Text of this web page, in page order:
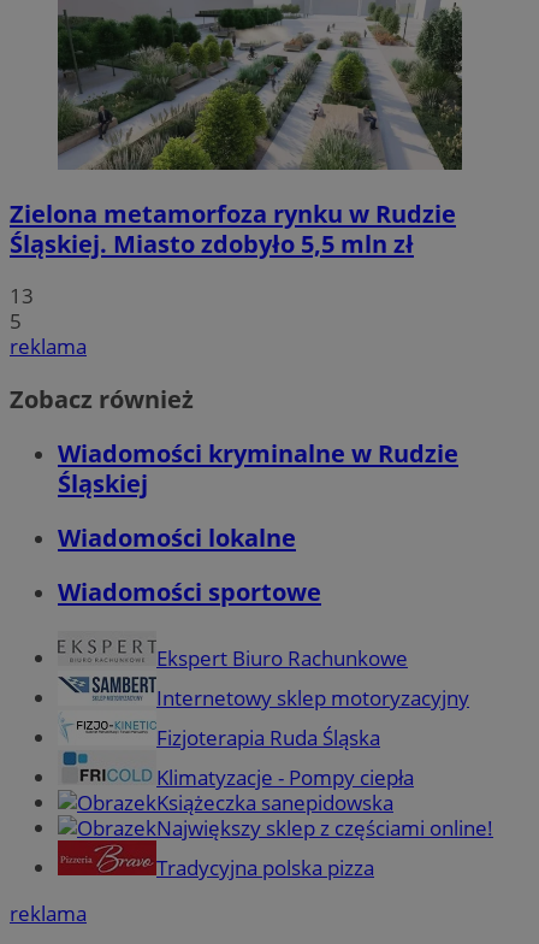
Zielona metamorfoza rynku w Rudzie
Śląskiej. Miasto zdobyło 5,5 mln zł
13
5
reklama
Zobacz również
Wiadomości kryminalne w Rudzie
Śląskiej
Wiadomości lokalne
Wiadomości sportowe
Ekspert Biuro Rachunkowe
Internetowy sklep motoryzacyjny
Fizjoterapia Ruda Śląska
Klimatyzacje - Pompy ciepła
Książeczka sanepidowska
Największy sklep z częściami online!
Tradycyjna polska pizza
reklama